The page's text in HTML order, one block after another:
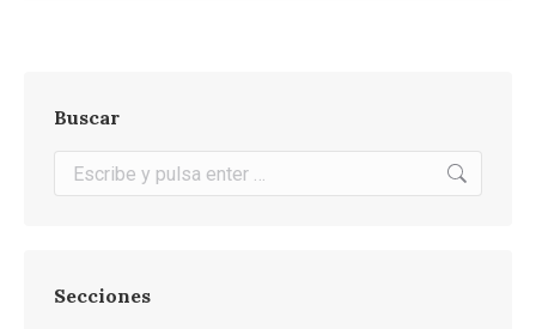
Buscar
Buscar:
Secciones